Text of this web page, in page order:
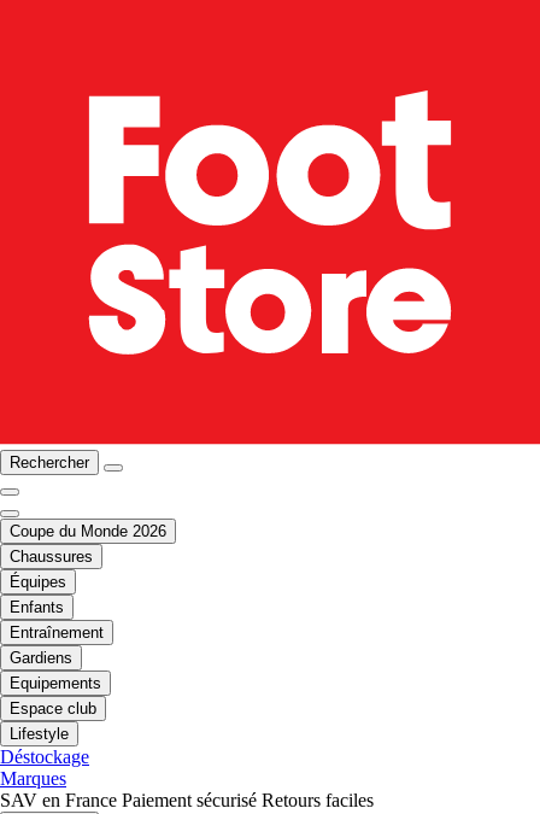
Rechercher
Coupe du Monde 2026
Chaussures
Équipes
Enfants
Entraînement
Gardiens
Equipements
Espace club
Lifestyle
Déstockage
Marques
SAV en France Paiement sécurisé Retours faciles